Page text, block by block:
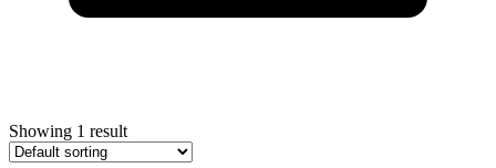
Showing 1 result